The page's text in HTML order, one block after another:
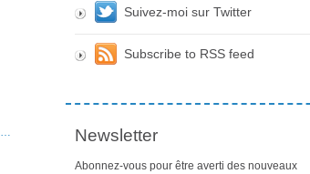
…
Suivez-moi sur Twitter
Subscribe to RSS feed
Newsletter
Abonnez-vous pour être averti des nouveaux